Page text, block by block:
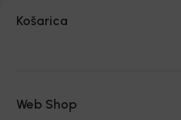
Košarica
Web Shop